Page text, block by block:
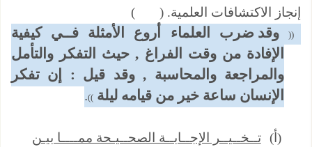
إنجاز الاكتشافات العلمية. ( )
((
وقد ضرب العلماء أروع الأمثلة فــي كيفية
الإفادة من وقت الفراغ , حيث التفكر والتأمل
والمراجعة والمحاسبة , وقد قيل : إن تفكر
الإنسان ساعة خير من قيامه ليلة ))
.
(‌أ) تــخــيــر الإجــابــة الصحــيـحة ممــــا بيـن